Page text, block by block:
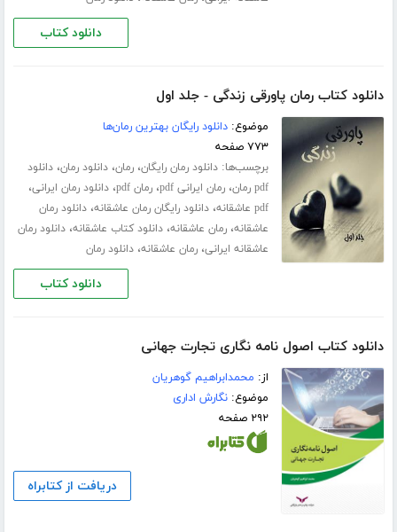
دانلود کتاب
دانلود کتاب رمان پاورقی زندگی - جلد اول
موضوع:دانلود رایگان بهترین رمان‌ها
۷۷۳ صفحه
برچسب‌ها:دانلود رمان رایگان،رمان،دانلود رمان،دانلود
pdf رمان
،رمان ایرانی pdf ،رمان pdf ،دانلود رمان ایرانی،
pdf عاشقانه ،دانلود رایگان رمان عاشقانه،دانلود رمان
عاشقانه،رمان عاشقانه،دانلود کتاب عاشقانه،دانلود رمان
عاشقانه ایرانی،رمان عاشقانه،دانلود رمان
دانلود کتاب
دانلود کتاب اصول نامه نگاری تجارت جهانی
از: محمدابراهیم گوهریان
موضوع:نگارش اداری
۲۹۲ صفحه
دریافت از کتابراه